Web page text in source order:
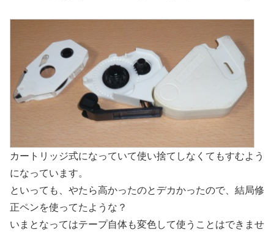
カートリッジ式になっていて使い捨てしなくてもすむよう
になっています。
といっても、やたら高かったのとデカかったので、結局修
正ペンを使ってたような？
いまとなってはテープ自体も変色して使うことはできませ